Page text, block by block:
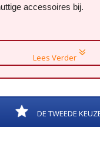
accessoires bij.
Lees Verder
DE TWEEDE